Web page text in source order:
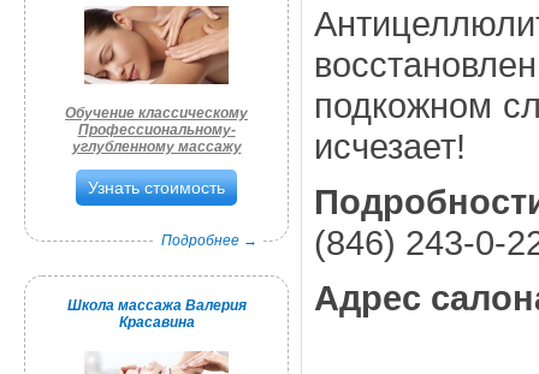
Обучение классическому
Профессиональному-
углубленному массажу
Узнать стоимость
Подробнее →
Школа массажа Валерия
Красавина
подкожном
исчезает!
(846) 243-0-
Адрес